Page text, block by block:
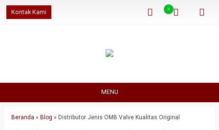
Kontak Kami 0
MENU
Beranda » Blog » Distributor Jenis OMB Valve Kualitas Original